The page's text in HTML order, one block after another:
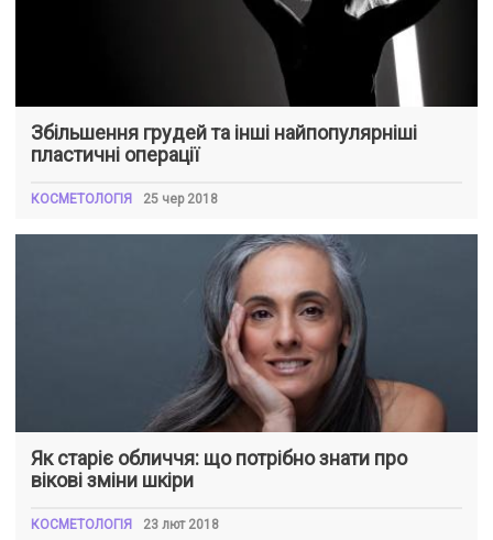
Збільшення грудей та інші найпопулярніші
пластичні операції
КОСМЕТОЛОГІЯ 25 чер 2018
Як старіє обличчя: що потрібно знати про
вікові зміни шкіри
КОСМЕТОЛОГІЯ 23 лют 2018